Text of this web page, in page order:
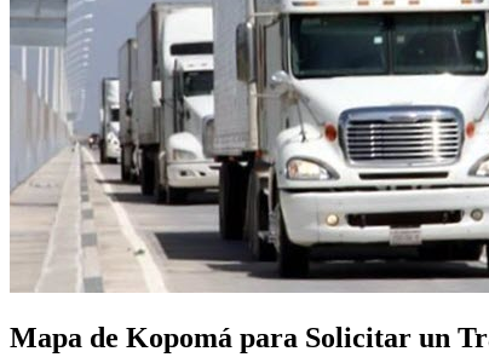
Mapa de Kopomá para Solicitar un